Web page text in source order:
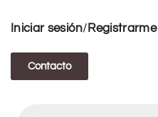
Iniciar sesión/ Registrarme
Contacto